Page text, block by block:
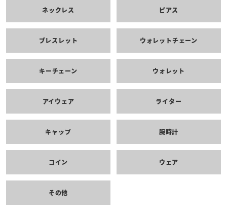
ネックレス ピアス
ブレスレット ウォレットチェーン
キーチェーン ウォレット
アイウェア ライター
キャップ 腕時計
コイン ウェア
その他